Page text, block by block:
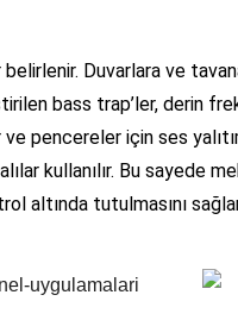
belirlenir. Duvarlara ve
bass trap’ler, derin
pencereler için ses
kullanılır. Bu sayede
altında tutulmasını